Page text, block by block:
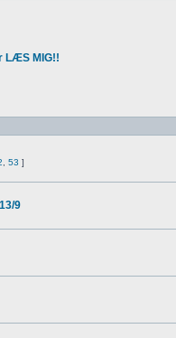
LÆS MIG!!
53 ]
9